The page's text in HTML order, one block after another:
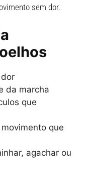
sem dor.
da marcha
que
que
agachar ou